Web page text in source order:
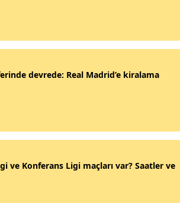
devrede: Real Madrid’e kiralama
ve Konferans Ligi maçları var? Saatler ve